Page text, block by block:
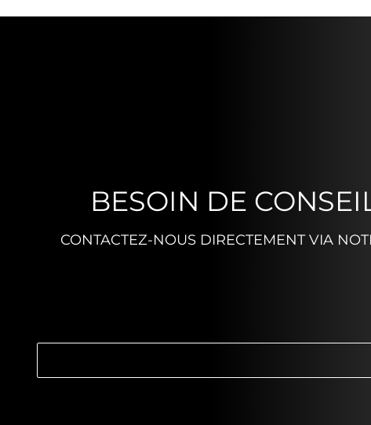
BESOIN DE
CONTACTEZ-NOUS DIRECTEMENT VIA